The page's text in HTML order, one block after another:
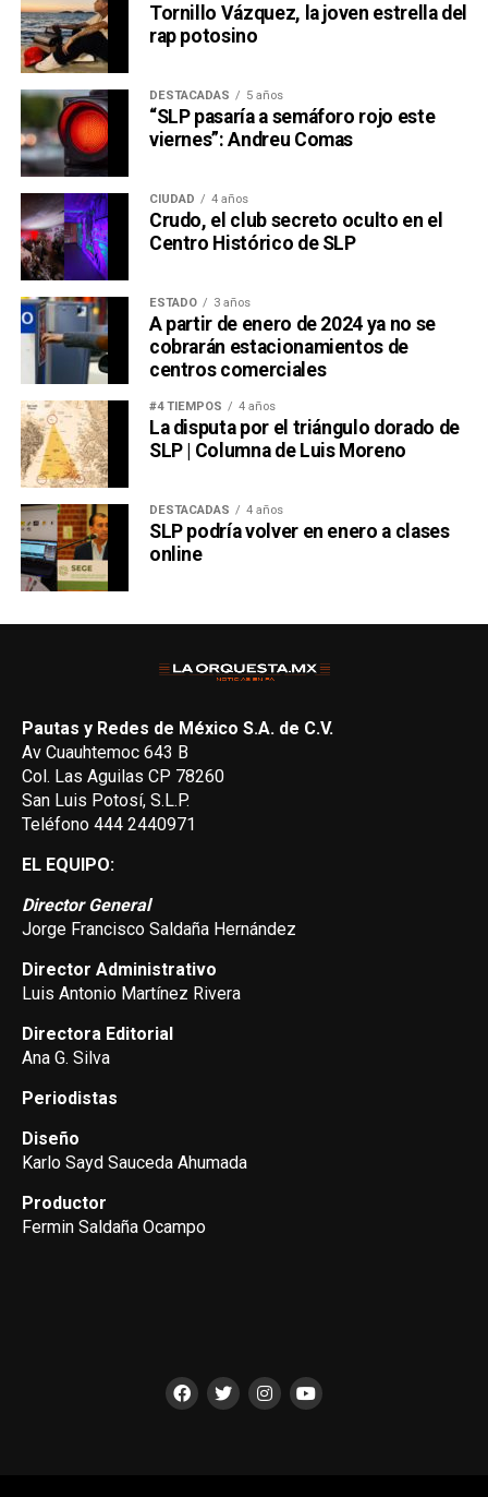
Tornillo Vázquez, la joven estrella del
rap potosino
DESTACADAS 5 años
“SLP pasaría a semáforo rojo este
viernes”: Andreu Comas
CIUDAD 4 años
Crudo, el club secreto oculto en el
Centro Histórico de SLP
ESTADO 3 años
A partir de enero de 2024 ya no se
cobrarán estacionamientos de
centros comerciales
#4 TIEMPOS 4 años
La disputa por el triángulo dorado de
SLP | Columna de Luis Moreno
DESTACADAS 4 años
SLP podría volver en enero a clases
online
Pautas y Redes de México S.A. de C.V.
Av Cuauhtemoc 643 B
Col. Las Aguilas CP 78260
San Luis Potosí, S.L.P.
Teléfono 444 2440971
EL EQUIPO:
Director General
Jorge Francisco Saldaña Hernández
Director Administrativo
Luis Antonio Martínez Rivera
Directora Editorial
Ana G. Silva
Periodistas
Diseño
Karlo Sayd Sauceda Ahumada
Productor
Fermin Saldaña Ocampo